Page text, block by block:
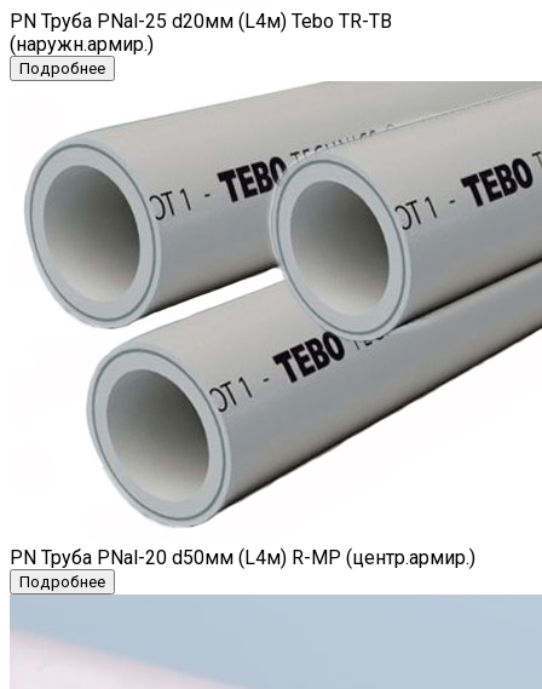
PN Труба PNal-25 d20мм (L4м) Tebo TR-TB
(наружн.армир.)
PN Труба PNal-20 d50мм (L4м) R-МР (центр.армир.)